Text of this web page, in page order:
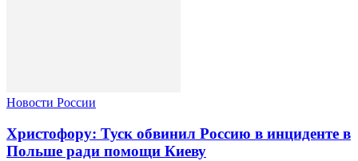
Новости России
Христофору: Туск обвинил Россию в инциденте в
Польше ради помощи Киеву